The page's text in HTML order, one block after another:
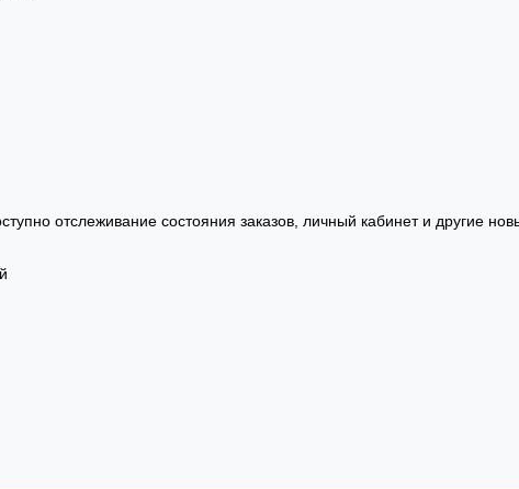
отслеживание состояния заказов, личный кабинет и другие